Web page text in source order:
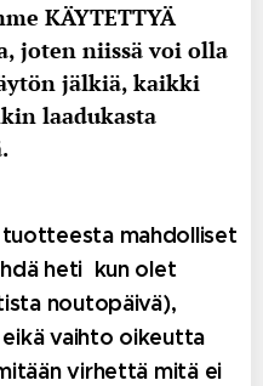
KÄYTETTYÄ
joten niissä voi olla
jälkiä, kaikki
laadukasta
mahdolliset
heti kun olet
noutopäivä),
vaihto oikeutta
virhettä mitä ei